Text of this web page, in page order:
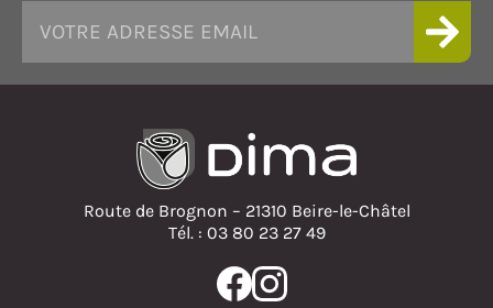
Route de Brognon – 21310 Beire-le-Châtel
Tél. : 03 80 23 27 49